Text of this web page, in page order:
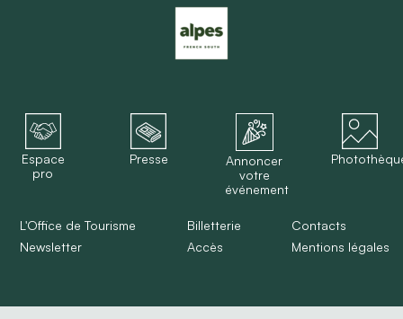
Espace
pro
Presse
Annoncer
votre
événement
L'Office de Tourisme
Newsletter
Billetterie
Accès
Contacts
Mentions légales